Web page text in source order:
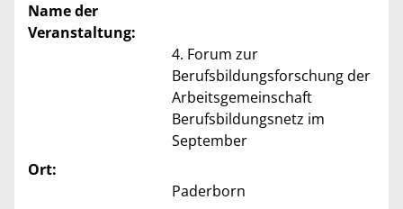
Name der
Veranstaltung:
4. Forum zur
Berufsbildungsforschung der
Arbeitsgemeinschaft
Berufsbildungsnetz im
September
Ort:
Paderborn